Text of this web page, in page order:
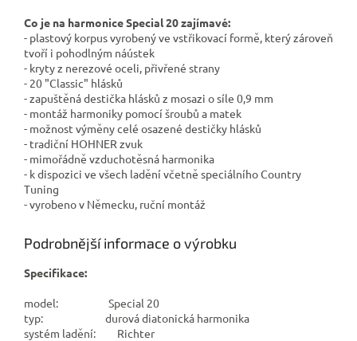
Co je na harmonice Special 20 zajímavé:
- plastový korpus vyrobený ve vstřikovací formě, který zároveň
tvoří i pohodlným náústek
- kryty z nerezové oceli, přivřené strany
- 20 "Classic" hlásků
- zapuštěná destička hlásků z mosazi o síle 0,9 mm
- montáž harmoniky pomocí šroubů a matek
- možnost výměny celé osazené destičky hlásků
- tradiční HOHNER zvuk
- mimořádně vzduchotěsná harmonika
- k dispozici ve všech ladění včetně speciálního Country
Tuning
- vyrobeno v Německu, ruční montáž
Podrobnější informace o výrobku
Specifikace:
model: Special 20
typ: durová diatonická harmonika
systém ladění: Richter